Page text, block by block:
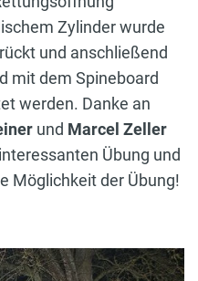
Zylinder wurde
und anschließend
mit dem Spineboard
werden. Danke an
und Marcel Zeller
Übung und
Möglichkeit der Übung!